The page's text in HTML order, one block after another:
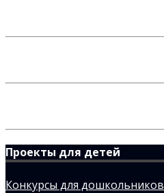
Проекты для детей
Конкурсы для дошкольников